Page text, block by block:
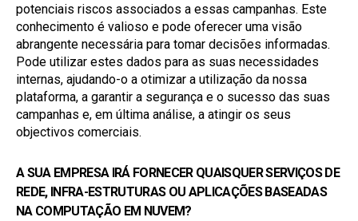
potenciais riscos associados a essas campanhas. Este
conhecimento é valioso e pode oferecer uma visão
abrangente necessária para tomar decisões informadas.
Pode utilizar estes dados para as suas necessidades
internas, ajudando-o a otimizar a utilização da nossa
plataforma, a garantir a segurança e o sucesso das suas
campanhas e, em última análise, a atingir os seus
objectivos comerciais.
A SUA EMPRESA IRÁ FORNECER QUAISQUER SERVIÇOS DE
REDE, INFRA-ESTRUTURAS OU APLICAÇÕES BASEADAS
NA COMPUTAÇÃO EM NUVEM?